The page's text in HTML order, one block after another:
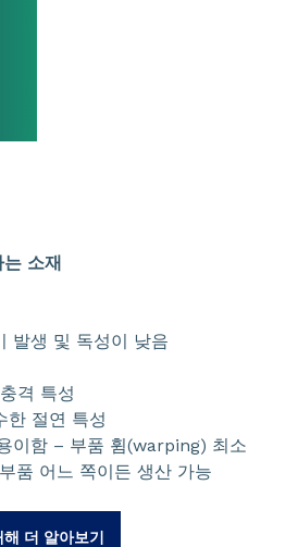
소재
발생 및 독성이 낮음
격 특성
한 절연 특성
이함 – 부품 휨(warping) 최소
품 어느 쪽이든 생산 가능
더 알아보기